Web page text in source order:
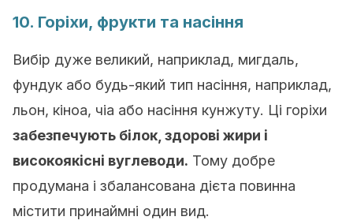
10. Горіхи, фрукти та насіння
Вибір дуже великий, наприклад, мигдаль,
фундук або будь-який тип насіння, наприклад,
льон, кіноа, чіа або насіння кунжуту. Ці горіхи
забезпечують білок, здорові жири і
високоякісні вуглеводи. Тому добре
продумана і збалансована дієта повинна
містити принаймні один вид.